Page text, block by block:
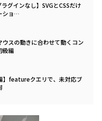
グインなし】SVGとCSSだけ
ショ…
スの動きに合わせて動くコン
級編
】featureクエリで、未対応ブ